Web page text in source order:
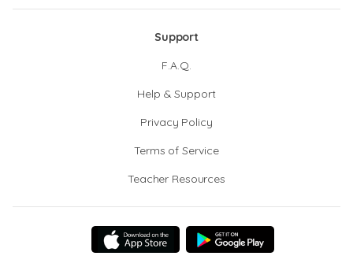
Support
F.A.Q.
Help & Support
Privacy Policy
Terms of Service
Teacher Resources